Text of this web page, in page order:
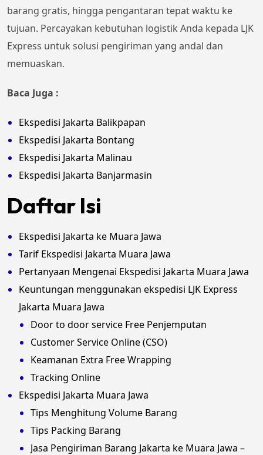
barang gratis, hingga pengantaran tepat waktu ke
tujuan. Percayakan kebutuhan logistik Anda kepada LJK
Express untuk solusi pengiriman yang andal dan
memuaskan.
Baca Juga :
Ekspedisi Jakarta Balikpapan
Ekspedisi Jakarta Bontang
Ekspedisi Jakarta Malinau
Ekspedisi Jakarta Banjarmasin
Daftar Isi
Ekspedisi Jakarta ke Muara Jawa
Tarif Ekspedisi Jakarta Muara Jawa
Pertanyaan Mengenai Ekspedisi Jakarta Muara Jawa
Keuntungan menggunakan ekspedisi LJK Express
Jakarta Muara Jawa
Door to door service Free Penjemputan
Customer Service Online (CSO)
Keamanan Extra Free Wrapping
Tracking Online
Ekspedisi Jakarta Muara Jawa
Tips Menghitung Volume Barang
Tips Packing Barang
Jasa Pengiriman Barang Jakarta ke Muara Jawa –